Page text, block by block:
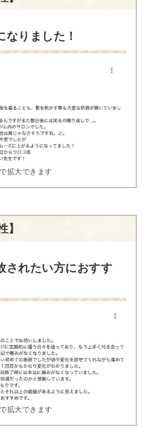
りました！
拡大できます
】
されたい方におすす
拡大できます